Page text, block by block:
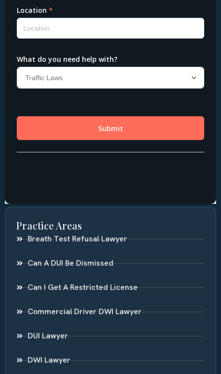
Practice Areas
Breath Test Refusal Lawyer
Can A DUI Be Dismissed
Can I Get A Restricted License
Commercial Driver DWI Lawyer
DUI Lawyer
DWI Lawyer